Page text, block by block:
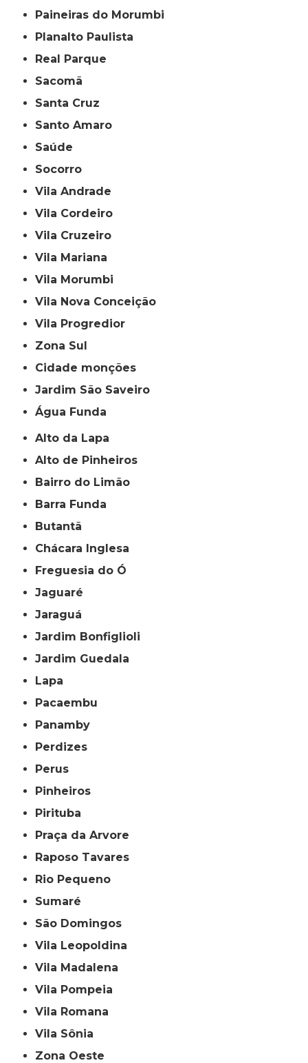
Paineiras do Morumbi
Planalto Paulista
Real Parque
Sacomã
Santa Cruz
Santo Amaro
Saúde
Socorro
Vila Andrade
Vila Cordeiro
Vila Cruzeiro
Vila Mariana
Vila Morumbi
Vila Nova Conceição
Vila Progredior
Zona Sul
cidade monções
jardim São Saveiro
Água Funda
Alto da Lapa
Alto de Pinheiros
Bairro do Limão
Barra Funda
Butantã
Chácara Inglesa
Freguesia do Ó
Jaguaré
Jaraguá
Jardim Bonfiglioli
Jardim Guedala
Lapa
Pacaembu
Panamby
Perdizes
Perus
Pinheiros
Pirituba
Praça da Arvore
Raposo Tavares
Rio Pequeno
Sumaré
São Domingos
Vila Leopoldina
Vila Madalena
Vila Pompeia
Vila Romana
Vila Sônia
Zona Oeste